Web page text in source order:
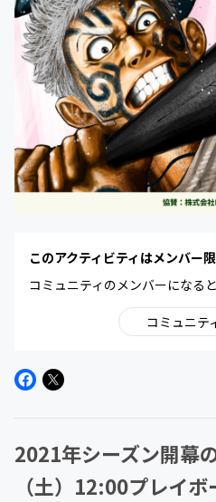
このアクティビティはメンバー限
コミュニティのメンバーになる
コミュニテ
2021年シーズン開幕
（土）12:00プレイ